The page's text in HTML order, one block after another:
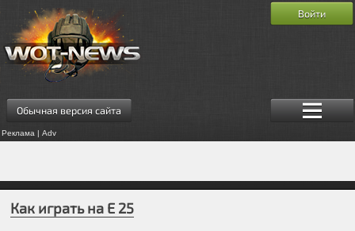
Обычная версия сайта
Реклама | Adv
Войти
Как играть на Е 25